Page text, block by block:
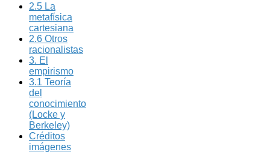
2.5 La
metafísica
cartesiana
2.6 Otros
racionalistas
3. El
empirismo
3.1 Teoría
del
conocimiento
(Locke y
Berkeley)
Créditos
imágenes